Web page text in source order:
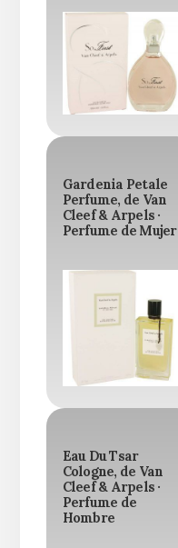
Gardenia Petale
Perfume, de Van
Cleef & Arpels ·
Perfume de Mujer
Eau Du Tsar
Cologne, de Van
Cleef & Arpels ·
Perfume de
Hombre